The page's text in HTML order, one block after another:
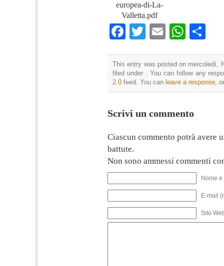
europea-di-La-
Valletta.pdf
Facebook
TwitterEmail
This entry was posted on mercoledì,
filed under . You can follow any
2.0 feed. You can leave a response,
Scrivi un commento
Ciascun commento potrà avere
battute.
Non sono ammessi commenti
Nome
E-mail
Sito